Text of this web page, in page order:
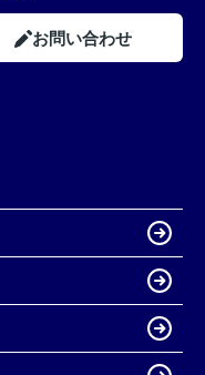
お問い合わせ